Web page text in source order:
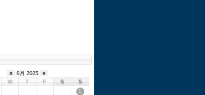
« 6月 2025
»
W T F S
S
1